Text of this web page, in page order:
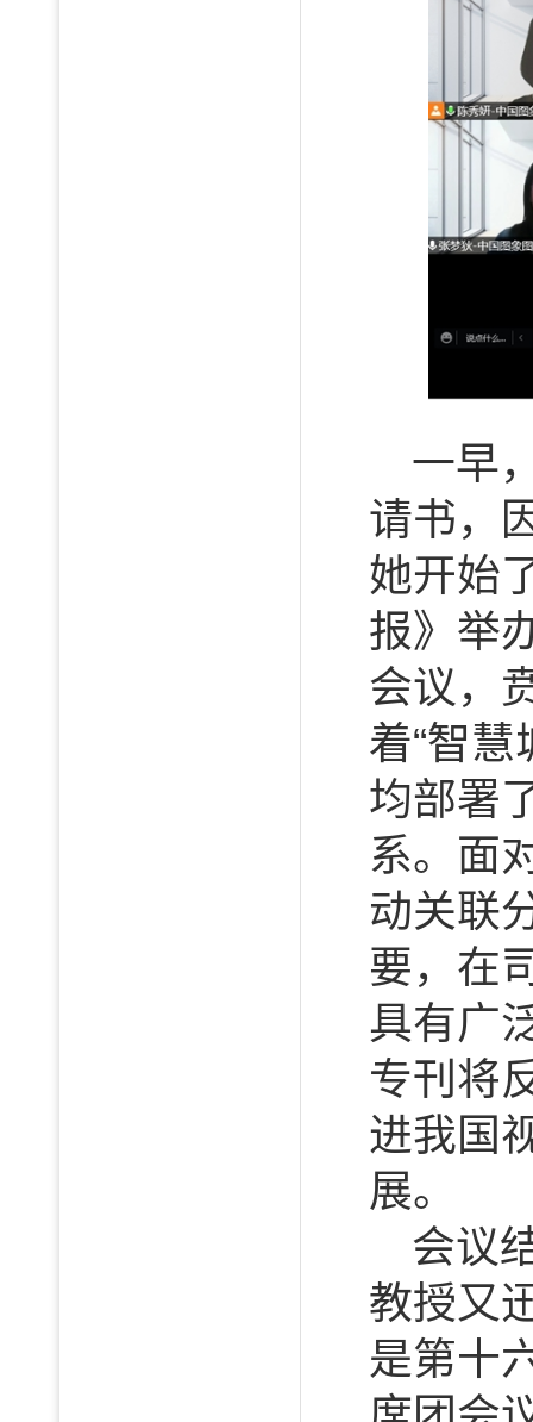
一早
请书，
她开始
报》举
会议，
着“智慧
均部署
系。面
动关联
要，在
具有广
专刊将
进我国
展。
会议
教授又
是第十